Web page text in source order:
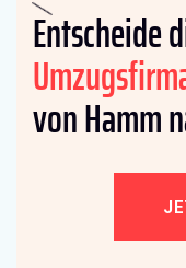
Entscheide
von Hamm